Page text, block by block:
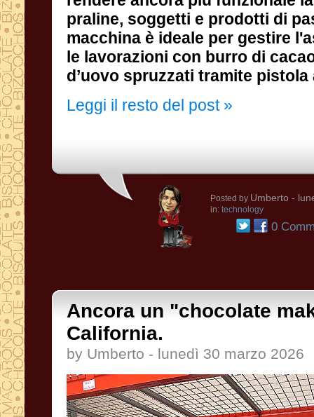
d’uovo spruzzati tramite
Leggi il resto del post »
Posted by Umberto -
in: technology
0
Ancora un "chocolate
California.
by Umberto - lunedì 30 marzo 2026